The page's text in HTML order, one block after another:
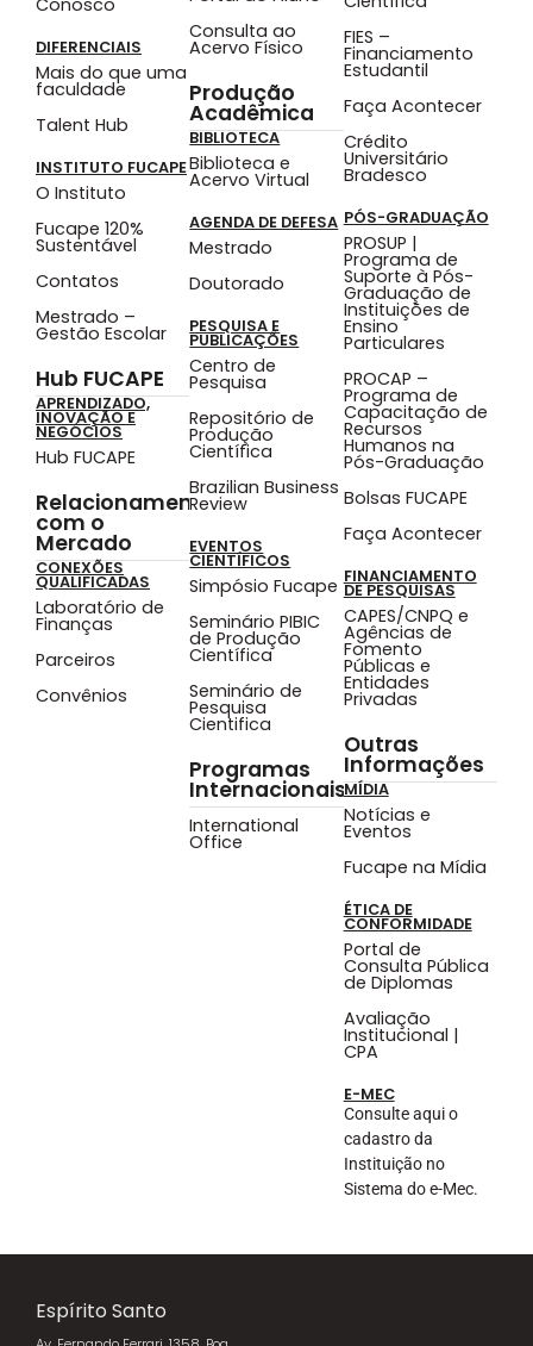
DIFERENCIAIS
Mais do que uma
faculdade
Talent Hub
INSTITUTO FUCAPE
O Instituto
Fucape 120%
Sustentável
Contatos
Mestrado –
Gestão Escolar
Hub FUCAPE
APRENDIZADO,
INOVAÇÃO E
NEGÓCIOS
Hub FUCAPE
Relacionamento
com o
Mercado
CONEXÕES
QUALIFICADAS
Laboratório de
Finanças
Parceiros
Convênios
Consulta ao
Acervo Físico
Produção
Acadêmica
BIBLIOTECA
Biblioteca e
Acervo Virtual
AGENDA DE DEFESA
Mestrado
Doutorado
PESQUISA E
PUBLICAÇÕES
Centro de
Pesquisa
Repositório de
Produção
Científica
Brazilian Business
Review
EVENTOS
CIENTÍFICOS
Simpósio Fucape
Seminário PIBIC
de Produção
Científica
Seminário de
Pesquisa
Cientifica
Programas
Internacionais
International
Office
FIES –
Financiamento
Estudantil
Faça Acontecer
Crédito
Universitário
Bradesco
PÓS-GRADUAÇÃO
PROSUP |
Programa de
Suporte à Pós-
Graduação de
Instituições de
Ensino
Particulares
PROCAP –
Programa de
Capacitação de
Recursos
Humanos na
Pós-Graduação
Bolsas FUCAPE
Faça Acontecer
FINANCIAMENTO
DE PESQUISAS
CAPES/CNPQ e
Agências de
Fomento
Públicas e
Entidades
Privadas
Outras
Informações
MÍDIA
Notícias e
Eventos
Fucape na Mídia
ÉTICA DE
CONFORMIDADE
Portal de
Consulta Pública
de Diplomas
Avaliação
Institucional |
CPA
E-MEC
Consulte aqui o
cadastro da
Instituição no
Sistema do e-Mec.
Espírito Santo